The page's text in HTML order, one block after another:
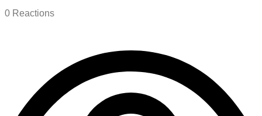
0 Reactions